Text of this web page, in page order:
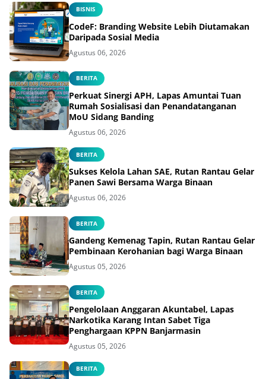
BISNIS
CodeF: Branding Website Lebih Diutamakan
Daripada Sosial Media
Agustus 06, 2026
BERITA
Perkuat Sinergi APH, Lapas Amuntai Tuan
Rumah Sosialisasi dan Penandatanganan
MoU Sidang Banding
Agustus 06, 2026
BERITA
Sukses Kelola Lahan SAE, Rutan Rantau Gelar
Panen Sawi Bersama Warga Binaan
Agustus 06, 2026
BERITA
Gandeng Kemenag Tapin, Rutan Rantau Gelar
Pembinaan Kerohanian bagi Warga Binaan
Agustus 05, 2026
BERITA
Pengelolaan Anggaran Akuntabel, Lapas
Narkotika Karang Intan Sabet Tiga
Penghargaan KPPN Banjarmasin
Agustus 05, 2026
BERITA